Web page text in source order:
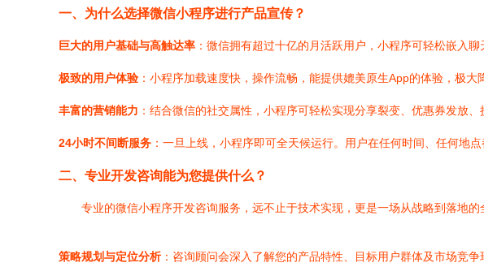
一、为什么选择微信小程序进行产品宣传？
巨大的用户基础与高触达率 ：微信拥有超过十亿的月活跃用户，小程序可轻松嵌入
极致的用户体验 ：小程序加载速度快，操作流畅，能提供媲美原生App的体验，极大
丰富的营销能力 ：结合微信的社交属性，小程序可轻松实现分享裂变、优惠券发放
24小时不间断服务 ：一旦上线，小程序即可全天候运行。用户在任何时间、任何地
二、专业开发咨询能为您提供什么？
专业的微信小程序开发咨询服务，远不止于技术实现，更是一场从战略到落地的
策略规划与定位分析：咨询顾问会深入了解您的产品特性、目标用户群体及市场竞